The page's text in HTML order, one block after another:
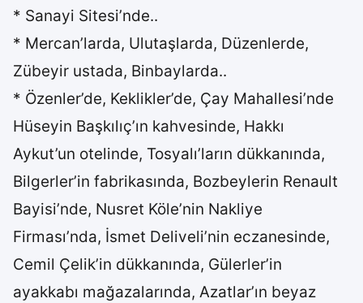
* Sanayi Sitesi’nde..
* Mercan’larda, Ulutaşlarda, Düzenlerde,
Zübeyir ustada, Binbaylarda..
* Özenler’de, Keklikler’de, Çay Mahallesi’nde
Hüseyin Başkılıç’ın kahvesinde, Hakkı
Aykut’un otelinde, Tosyalı’ların dükkanında,
Bilgerler’in fabrikasında, Bozbeylerin Renault
Bayisi’nde, Nusret Köle’nin Nakliye
Firması’nda, İsmet Deliveli’nin eczanesinde,
Cemil Çelik’in dükkanında, Gülerler’in
ayakkabı mağazalarında, Azatlar’ın beyaz